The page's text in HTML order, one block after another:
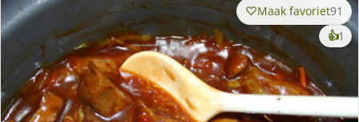
Maak favoriet91
👍1